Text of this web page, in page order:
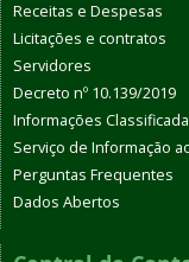
Receitas e Despesas
Licitações e contratos
Servidores
Decreto nº 10.139/2019
Informações
Serviço de Informação
Perguntas Frequentes
Dados Abertos